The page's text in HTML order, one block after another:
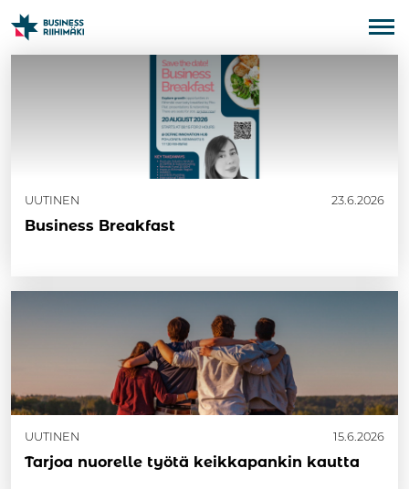
UUTINEN 23.6.2026
Business Breakfast
UUTINEN 15.6.2026
Tarjoa nuorelle työtä keikkapankin kautta